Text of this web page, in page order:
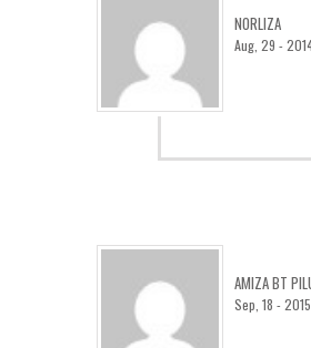
NORLIZA
Aug, 29 -
AMIZA BT
Sep, 18 - 2015